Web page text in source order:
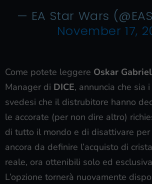
— EA Star Wars
November 17,
Come potete leggere Oskar
Manager di DICE, annuncia che sia
svedesi che il distrubitore hanno
le accorate (per non dire altro)
di tutto il mondo e di disattivare
ancora da definire l’acquisto di
reale, ora ottenibili solo ed
L’opzione tornerà nuovamente